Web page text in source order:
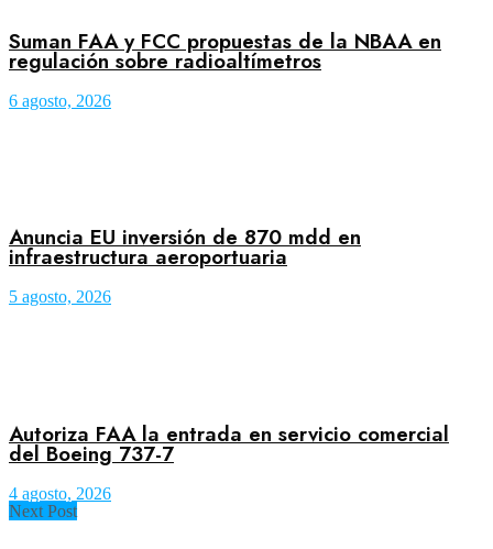
Suman FAA y FCC propuestas de la NBAA en
regulación sobre radioaltímetros
6 agosto, 2026
Anuncia EU inversión de 870 mdd en
infraestructura aeroportuaria
5 agosto, 2026
Autoriza FAA la entrada en servicio comercial
del Boeing 737-7
4 agosto, 2026
Next Post